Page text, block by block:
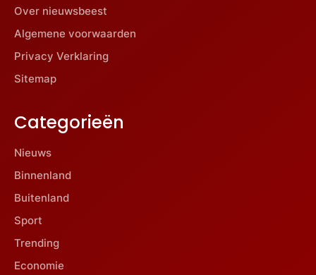
Over nieuwsbeest
Algemene voorwaarden
Privacy Verklaring
Sitemap
Categorieën
Nieuws
Binnenland
Buitenland
Sport
Trending
Economie